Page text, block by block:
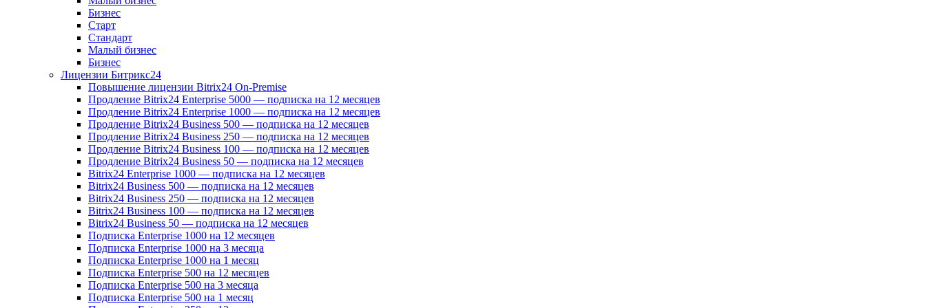
Бизнес
Старт
Стандарт
Малый бизнес
Бизнес
Лицензии Битрикс24
Повышение лицензии Bitrix24 On-Premise
Продление Bitrix24 Enterprise 5000 — подписка на 12 месяцев
Продление Bitrix24 Enterprise 1000 — подписка на 12 месяцев
Продление Bitrix24 Business 500 — подписка на 12 месяцев
Продление Bitrix24 Business 250 — подписка на 12 месяцев
Продление Bitrix24 Business 100 — подписка на 12 месяцев
Продление Bitrix24 Business 50 — подписка на 12 месяцев
Bitrix24 Enterprise 1000 — подписка на 12 месяцев
Bitrix24 Business 500 — подписка на 12 месяцев
Bitrix24 Business 250 — подписка на 12 месяцев
Bitrix24 Business 100 — подписка на 12 месяцев
Bitrix24 Business 50 — подписка на 12 месяцев
Подписка Enterprise 1000 на 12 месяцев
Подписка Enterprise 1000 на 3 месяца
Подписка Enterprise 1000 на 1 месяц
Подписка Enterprise 500 на 12 месяцев
Подписка Enterprise 500 на 3 месяца
Подписка Enterprise 500 на 1 месяц